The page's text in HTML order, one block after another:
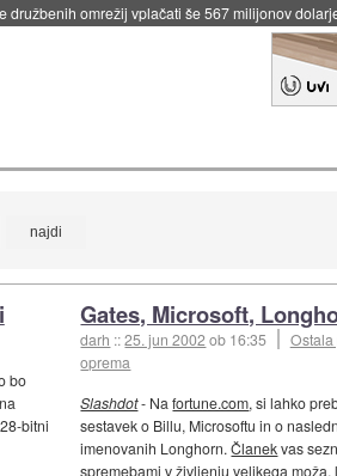
družbenih omrežij vplačati še 567 milijonov
bo
bitni
Gates, Microsoft,
darh ::25. jun 2002ob 16:35
Ostala
oprema
Slashdot- Nafortune.com, si lahko
sestavek o Billu, Microsoftu in o
imenovanih Longhorn.Članekvas
spremebami v življenju velikega moža,